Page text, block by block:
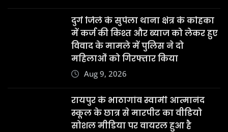
दुर्ग जिले के सुपेला थाना क्षेत्र के कोहका
में कर्ज की किश्त और ब्याज को लेकर हुए
विवाद के मामले में पुलिस ने दो
महिलाओं को गिरफ्तार किया
Aug 9, 2026
रायपुर के भाठागांव स्वामी आत्मानंद
स्कूल के छात्र से मारपीट का वीडियो
सोशल मीडिया पर वायरल हुआ है